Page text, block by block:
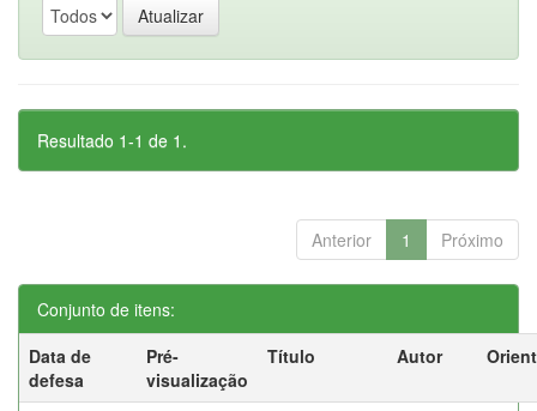
Resultado 1-1 de 1.
Anterior 1 Próximo
Conjunto de itens:
Data de
defesa
Pré-
visualização
Título Autor